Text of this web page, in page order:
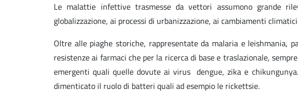
Le malattie infettive trasmesse da vettori assumono grande
globalizzazione, ai processi di urbanizzazione, ai cambiamenti
Oltre alle piaghe storiche, rappresentate da malaria e leishmania,
resistenze ai farmaci che per la ricerca di base e traslazionale,
emergenti quali quelle dovute ai virus dengue, zika e
dimenticato il ruolo di batteri quali ad esempio le rickettsie.